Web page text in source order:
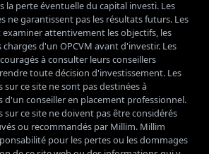
la perte éventuelle du capital investi. Les
ne garantissent pas les résultats futurs. Les
attentivement les objectifs, les
charges d'un OPCVM avant d'investir. Les
à consulter leurs conseillers
toute décision d'investissement. Les
ce site ne sont pas destinées à
d'un conseiller en placement professionnel.
sur ce site ne doivent pas être considérés
ou recommandés par Millim. Millim
pour les pertes ou les dommages